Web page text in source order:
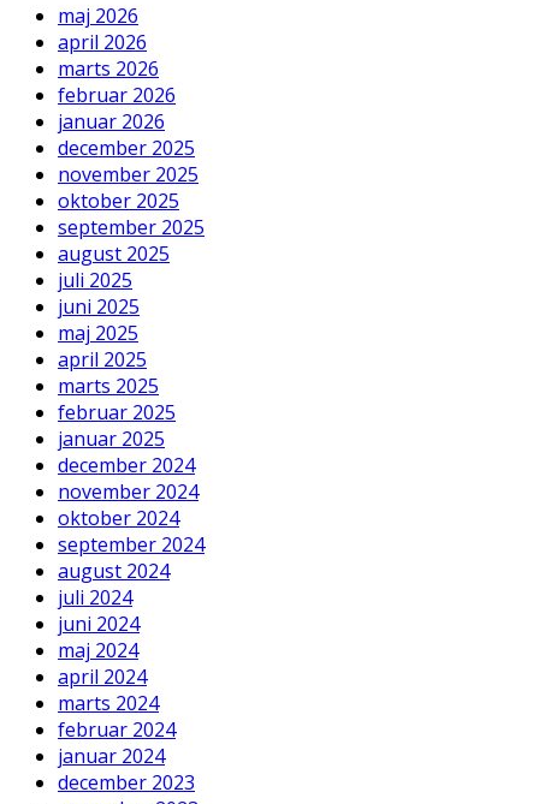
maj 2026
april 2026
marts 2026
februar 2026
januar 2026
december 2025
november 2025
oktober 2025
september 2025
august 2025
juli 2025
juni 2025
maj 2025
april 2025
marts 2025
februar 2025
januar 2025
december 2024
november 2024
oktober 2024
september 2024
august 2024
juli 2024
juni 2024
maj 2024
april 2024
marts 2024
februar 2024
januar 2024
december 2023